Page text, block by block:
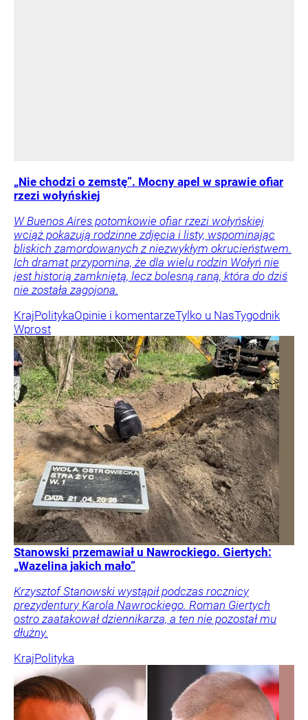
„Nie chodzi o zemstę”. Mocny apel w sprawie ofiar
rzezi wołyńskiej
W Buenos Aires potomkowie ofiar rzezi wołyńskiej
wciąż pokazują rodzinne zdjęcia i listy, wspominając
bliskich zamordowanych z niezwykłym okrucieństwem.
Ich dramat przypomina, że dla wielu rodzin Wołyń nie
jest historią zamkniętą, lecz bolesną raną, która do dziś
nie została zagojona.
KrajPolitykaOpinie i komentarzeTylko u NasTygodnik
Wprost
Stanowski przemawiał u Nawrockiego. Giertych:
„Wazelina jakich mało”
Krzysztof Stanowski wystąpił podczas rocznicy
prezydentury Karola Nawrockiego. Roman Giertych
ostro zaatakował dziennikarza, a ten nie pozostał mu
dłużny.
KrajPolityka